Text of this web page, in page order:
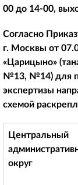
00 до 14-00,
Согласно
г. Москвы от
«Царицыно»
№13, №14) для
экспертизы
схемой
Центральный
округ